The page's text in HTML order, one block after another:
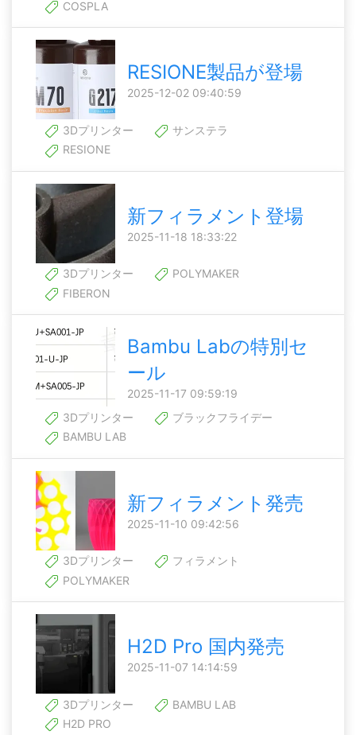
COSPLA
RESIONE製品が登場
2025-12-02 09:40:59
3Dプリンター
サンステラ
RESIONE
新フィラメント登場
2025-11-18 18:33:22
3Dプリンター
POLYMAKER
FIBERON
Bambu Labの特別セ
ール
2025-11-17 09:59:19
3Dプリンター
ブラックフライデー
BAMBU LAB
新フィラメント発売
2025-11-10 09:42:56
3Dプリンター
フィラメント
POLYMAKER
H2D Pro 国内発売
2025-11-07 14:14:59
3Dプリンター
BAMBU LAB
H2D PRO